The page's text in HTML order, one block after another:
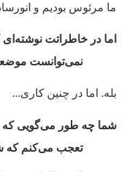
ما مرئوس بودیم و
اما در خاطراتت نوشته‌ای
نمی‌توانست
بله. اما در چنین کاری...
شما چه طور می‌گویی که
تعجب می‌کنم که